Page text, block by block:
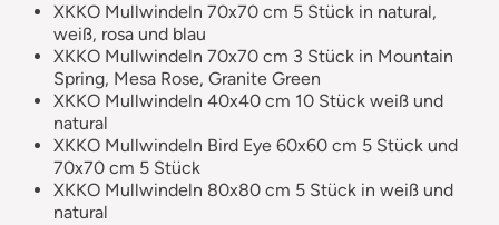
XKKO Mullwindeln 70x70 cm 5 Stück in natural,
weiß, rosa und blau
XKKO Mullwindeln 70x70 cm 3 Stück in Mountain
Spring, Mesa Rose, Granite Green
XKKO Mullwindeln 40x40 cm 10 Stück weiß und
natural
XKKO Mullwindeln Bird Eye 60x60 cm 5 Stück und
70x70 cm 5 Stück
XKKO Mullwindeln 80x80 cm 5 Stück in weiß und
natural